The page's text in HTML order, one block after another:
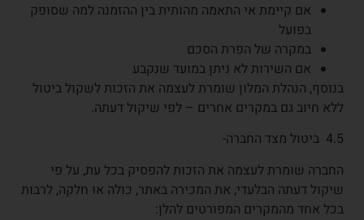
אם קיימת אי התאמה מהותית בין ההזמנה למה שסופק
בפועל
במקרה של הפרת הסכם
אם השירות לא ניתן במועד שנקבע
בנוסף, הנהלת המלון שומרת לעצמה את הזכות לשקול ביטול
ללא חיוב גם במקרים אחרים – לפי שיקול דעתה.
4.5 ביטול מצד החברה-
החברה שומרת לעצמה את הזכות להפסיק בכל עת, על פי
שיקול דעתה הבלעדי, את המכירה באתר, כולה או חלקה, לרבות
בכל אחד מהמקרים המפורטים להלן: